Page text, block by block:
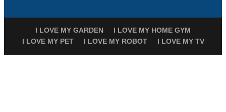
I LOVE MY GARDEN
I LOVE MY HOME GYM
I LOVE MY PET
I LOVE MY ROBOT I LOVE MY TV